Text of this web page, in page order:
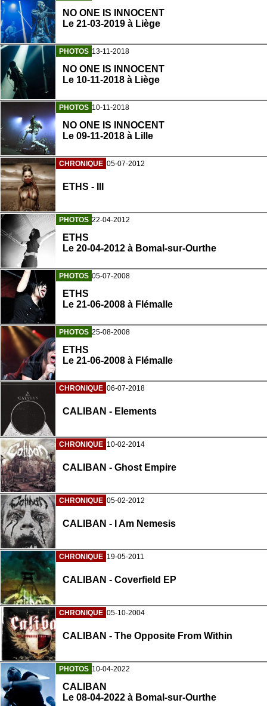
NO ONE IS INNOCENT
Le 21-03-2019 à Liège
PHOTOS 13-11-2018
NO ONE IS INNOCENT
Le 10-11-2018 à Liège
PHOTOS 10-11-2018
NO ONE IS INNOCENT
Le 09-11-2018 à Lille
CHRONIQUE 05-07-2012
ETHS - III
PHOTOS 22-04-2012
ETHS
Le 20-04-2012 à Bomal-sur-Ourthe
PHOTOS 05-07-2008
ETHS
Le 21-06-2008 à Flémalle
PHOTOS 25-08-2008
ETHS
Le 21-06-2008 à Flémalle
CHRONIQUE 06-07-2018
CALIBAN - Elements
CHRONIQUE 10-02-2014
CALIBAN - Ghost Empire
CHRONIQUE 05-02-2012
CALIBAN - I Am Nemesis
CHRONIQUE 19-05-2011
CALIBAN - Coverfield EP
CHRONIQUE 05-10-2004
CALIBAN - The Opposite From Within
PHOTOS 10-04-2022
CALIBAN
Le 08-04-2022 à Bomal-sur-Ourthe